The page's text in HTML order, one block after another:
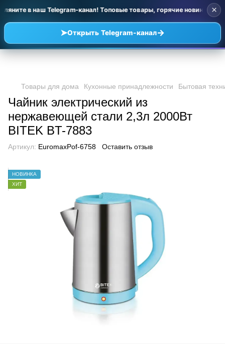
в наш Telegram-канал! Топовые товары, горячие новинки и
➤Открыть Telegram-канал→
×
Товары для дома Кухонные принадлежности Бытовая
Чайник электрический из
нержавеющей стали 2,3л 2000Вт
BITEK BT-7883
Артикул: EuromaxPof-6758 Оставить отзыв
НОВИНКА
ХИТ